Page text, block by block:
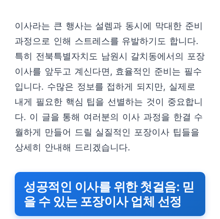
이사라는 큰 행사는 설렘과 동시에 막대한 준비
과정으로 인해 스트레스를 유발하기도 합니다.
특히 전북특별자치도 남원시 갈치동에서의 포장
이사를 앞두고 계신다면, 효율적인 준비는 필수
입니다. 수많은 정보를 접하게 되지만, 실제로
내게 필요한 핵심 팁을 선별하는 것이 중요합니
다. 이 글을 통해 여러분의 이사 과정을 한결 수
월하게 만들어 드릴 실질적인 포장이사 팁들을
상세히 안내해 드리겠습니다.
성공적인 이사를 위한 첫걸음: 믿
을 수 있는 포장이사 업체 선정